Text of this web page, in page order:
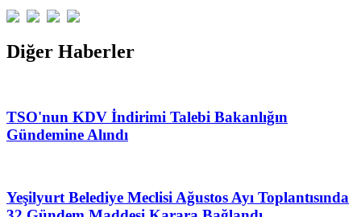
Diğer Haberler
TSO'nun KDV İndirimi Talebi Bakanlığın
Gündemine Alındı
Yeşilyurt Belediye Meclisi Ağustos Ayı Toplantısında